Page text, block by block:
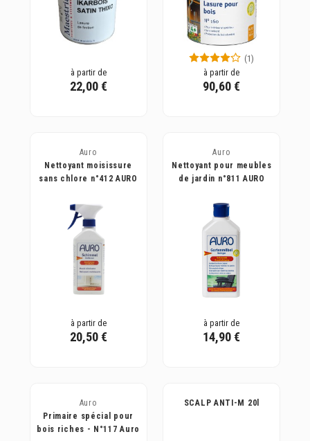
à partir de
22,00 €
à partir de
90,60 €
(1)
Auro
Nettoyant moisissure
sans chlore n°412 AURO
à partir de
20,50 €
Auro
Nettoyant pour meubles
de jardin n°811 AURO
à partir de
14,90 €
Auro
Primaire spécial pour
bois riches - N°117 Auro
SCALP ANTI-M 20l